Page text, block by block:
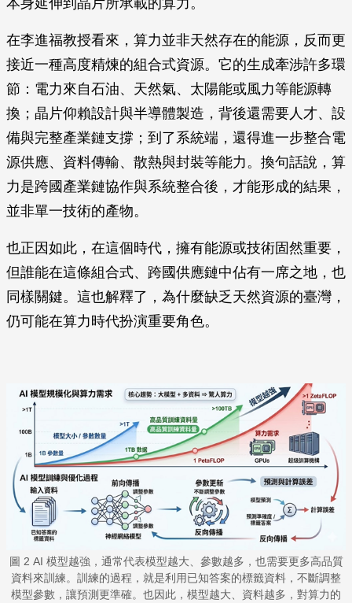
本身延伸到晶片所承載的算力。
在李進福教授看來，算力並非天然存在的能源，反而更
接近一種高度精煉的組合式資源。它的生成牽涉許多環
節：電力來自石油、天然氣、太陽能或風力等能源轉
換；晶片仰賴設計與半導體製造，背後還需要人才、設
備與完整產業鏈支撐；到了系統端，還得進一步整合電
源供應、資料傳輸、散熱與封裝等能力。換句話說，算
力是跨國產業鏈協作與系統整合後，才能形成的結果，
並非單一技術的產物。
也正因如此，在這個時代，擁有能源或技術固然重要，
但誰能在這條組合式、跨國供應鏈中佔有一席之地，也
同樣關鍵。這也解釋了，為什麼缺乏天然資源的臺灣，
仍可能在算力時代扮演重要角色。
圖 2 AI 模型越強，通常代表模型越大、參數越多，也需要更多高品質
資料來訓練。訓練的過程，就是利用已知答案的標籤資料，不斷調整
模型參數，讓預測更準確。也因此，模型越大、資料越多，對算力的